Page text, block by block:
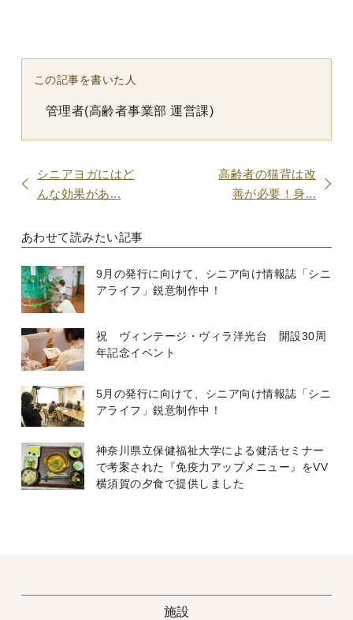
この記事を書いた人
管理者(高齢者事業部 運営課)
シニアヨガにはど
んな効果があ...
高齢者の猫背は改
善が必要！身...
あわせて読みたい記事
9月の発行に向けて、シニア向け情報誌「シニ
アライフ」鋭意制作中！
祝 ヴィンテージ・ヴィラ洋光台 開設30周
年記念イベント
5月の発行に向けて、シニア向け情報誌「シニ
アライフ」鋭意制作中！
神奈川県立保健福祉大学による健活セミナー
で考案された『免疫力アップメニュー』をVV
横須賀の夕食で提供しました
施設